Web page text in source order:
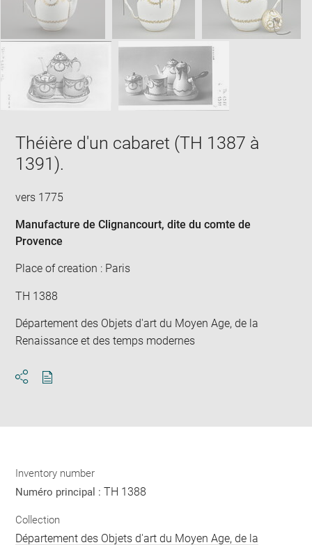
Théière d'un cabaret (TH 1387 à
1391).
vers 1775
Manufacture de Clignancourt, dite du comte de
Provence
Place of creation : Paris
TH 1388
Département des Objets d'art du Moyen Age, de la
Renaissance et des temps modernes
Inventory number
Numéro principal :TH 1388
Collection
Département des Objets d'art du Moyen Age, de la